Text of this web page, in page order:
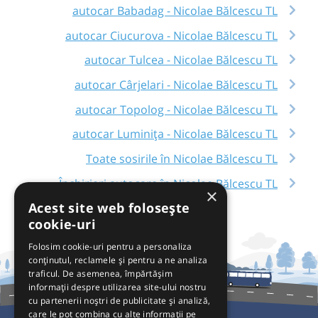
autocar Babadag - Nicolae Bălcescu TL
autocar Ciucurova - Nicolae Bălcescu TL
autocar Tulcea - Nicolae Bălcescu TL
autocar Cârjelari - Nicolae Bălcescu TL
autocar Topolog - Nicolae Bălcescu TL
autocar Luminița - Nicolae Bălcescu TL
Toate sosirile în Nicolae Bălcescu TL
Închirieri autocare în Nicolae Bălcescu TL
×
Acest site web folosește
cookie-uri
Folosim cookie-uri pentru a personaliza
conținutul, reclamele și pentru a ne analiza
traficul. De asemenea, împărtășim
informații despre utilizarea site-ului nostru
cu partenerii noștri de publicitate și analiză,
care le pot combina cu alte informații pe